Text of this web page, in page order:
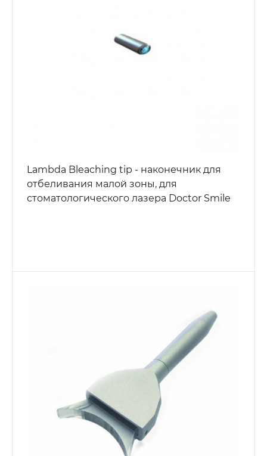
Lambda Bleaching tip - наконечник для
отбеливания малой зоны, для
стоматологического лазера Doctor Smile